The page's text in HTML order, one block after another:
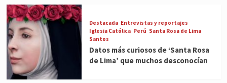
Destacada Entrevistas y reportajes
Iglesia Católica Perú Santa Rosa de Lima
Santos
Datos más curiosos de ‘Santa Rosa
de Lima’ que muchos desconocían